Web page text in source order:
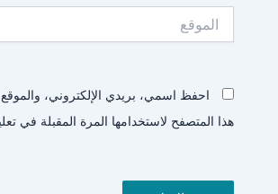
احفظ اسمي، بريدي الإلكتروني،
هذا المتصفح لاستخدامها المرة المقبلة في